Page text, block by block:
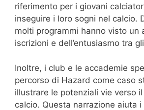
riferimento per i giovani
inseguire i loro sogni nel calcio.
molti programmi hanno visto un
iscrizioni e dell’entusiasmo tra
Inoltre, i club e le accademie
percorso di Hazard come caso
illustrare le potenziali vie verso
calcio. Questa narrazione aiuta i